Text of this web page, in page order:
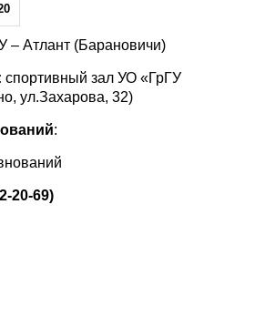
– Атлант (Барановичи)
спортивный зал УО «ГрГУ
ул.Захарова, 32)
:
20-69)